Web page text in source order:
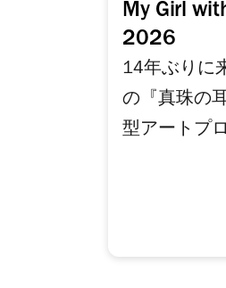
My Girl
2026
14年ぶりに
の『真珠の
型アートプ